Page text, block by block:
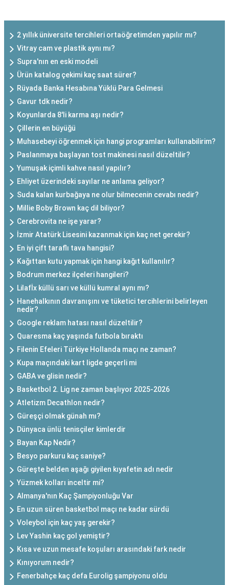
2 yıllık üniversite tercihleri ortaöğretimden yapılır mı?
Vitray cam ve plastik aynı mı?
Supra'nın en eski modeli
Ürün katalog çekimi kaç saat sürer?
Rüyada Banka Hesabına Yüklü Para Gelmesi
Gavur tdk nedir?
Koyunlarda 8'li karma aşı nedir?
Çillerin en büyüğü
Muhasebeyi öğrenmek için hangi programları kullanabilirim?
Paslanmaya başlayan tost makinesi nasıl düzeltilir?
Yumuşak içimli kahve nasıl yapılır?
Ehliyet üzerindeki sayılar ne anlama geliyor?
Suda kalan kurbağaya ne olur bilmecenin cevabı nedir?
Millie Boby Brown kaç dil biliyor?
Cerebrovita ne işe yarar?
İzmir Atatürk Lisesini kazanmak için kaç net gerekir?
En iyi çift taraflı tava hangisi?
Kağıttan kutu yapmak için hangi kağıt kullanılır?
Bodrum merkez ilçeleri hangileri?
Lilafİx küllü sarı ve küllü kumral aynı mı?
Hanehalkının davranışını ve tüketici tercihlerini belirleyen
nedir?
Google reklam hatası nasıl düzeltilir?
Quaresma kaç yaşında futbola bıraktı
Filenin Efeleri Türkiye Hollanda maçı ne zaman?
Kupa maçındaki kart ligde geçerli mi
GABA ve glisin nedir?
Basketbol 2. Lig ne zaman başlıyor 2025-2026
Atletizm Decathlon nedir?
Güreşçi olmak günah mı?
Dünyaca ünlü tenisçiler kimlerdir
Bayan Kap Nedir?
Besyo parkuru kaç saniye?
Güreşte belden aşağı giyilen kıyafetin adı nedir
Yüzmek kolları inceltir mi?
Almanya'nın Kaç Şampiyonluğu Var
En uzun süren basketbol maçı ne kadar sürdü
Voleybol için kaç yaş gerekir?
Lev Yashin kaç gol yemiştir?
Kısa ve uzun mesafe koşuları arasındaki fark nedir
Kınıyorum nedir?
Fenerbahçe kaç defa Eurolig şampiyonu oldu